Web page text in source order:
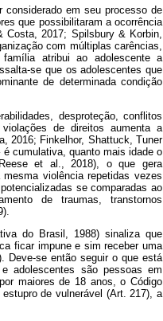
em seu processo de
que possibilitaram a ocorrência
2017; Spilsbury & Korbin,
com múltiplas carências,
atribui ao adolescente a
se que os adolescentes que
de determinada condição
desproteção, conflitos
de direitos aumenta a
2016; Finkelhor, Shattuck, Tuner
cumulativa, quanto mais idade o
et al., 2018), o que gera
violência repetidas vezes
se comparadas ao
de traumas, transtornos
do Brasil, 1988) sinaliza que
ficar impune e sim receber uma
Deve-se então seguir o que está
adolescentes são pessoas em
maiores de 18 anos, o Código
de vulnerável (Art. 217), a